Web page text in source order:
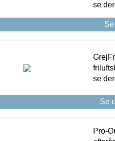
se
se
Se
Pro-